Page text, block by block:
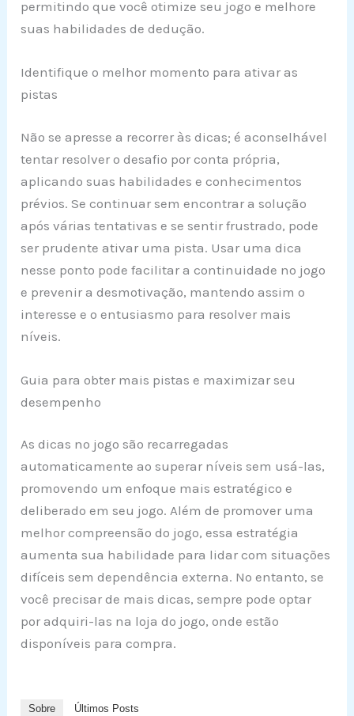
permitindo que você otimize seu jogo e melhore
suas habilidades de dedução.
Identifique o melhor momento para ativar as
pistas
Não se apresse a recorrer às dicas; é aconselhável
tentar resolver o desafio por conta própria,
aplicando suas habilidades e conhecimentos
prévios. Se continuar sem encontrar a solução
após várias tentativas e se sentir frustrado, pode
ser prudente ativar uma pista. Usar uma dica
nesse ponto pode facilitar a continuidade no jogo
e prevenir a desmotivação, mantendo assim o
interesse e o entusiasmo para resolver mais
níveis.
Guia para obter mais pistas e maximizar seu
desempenho
As dicas no jogo são recarregadas
automaticamente ao superar níveis sem usá-las,
promovendo um enfoque mais estratégico e
deliberado em seu jogo. Além de promover uma
melhor compreensão do jogo, essa estratégia
aumenta sua habilidade para lidar com situações
difíceis sem dependência externa. No entanto, se
você precisar de mais dicas, sempre pode optar
por adquiri-las na loja do jogo, onde estão
disponíveis para compra.
Sobre Últimos Posts